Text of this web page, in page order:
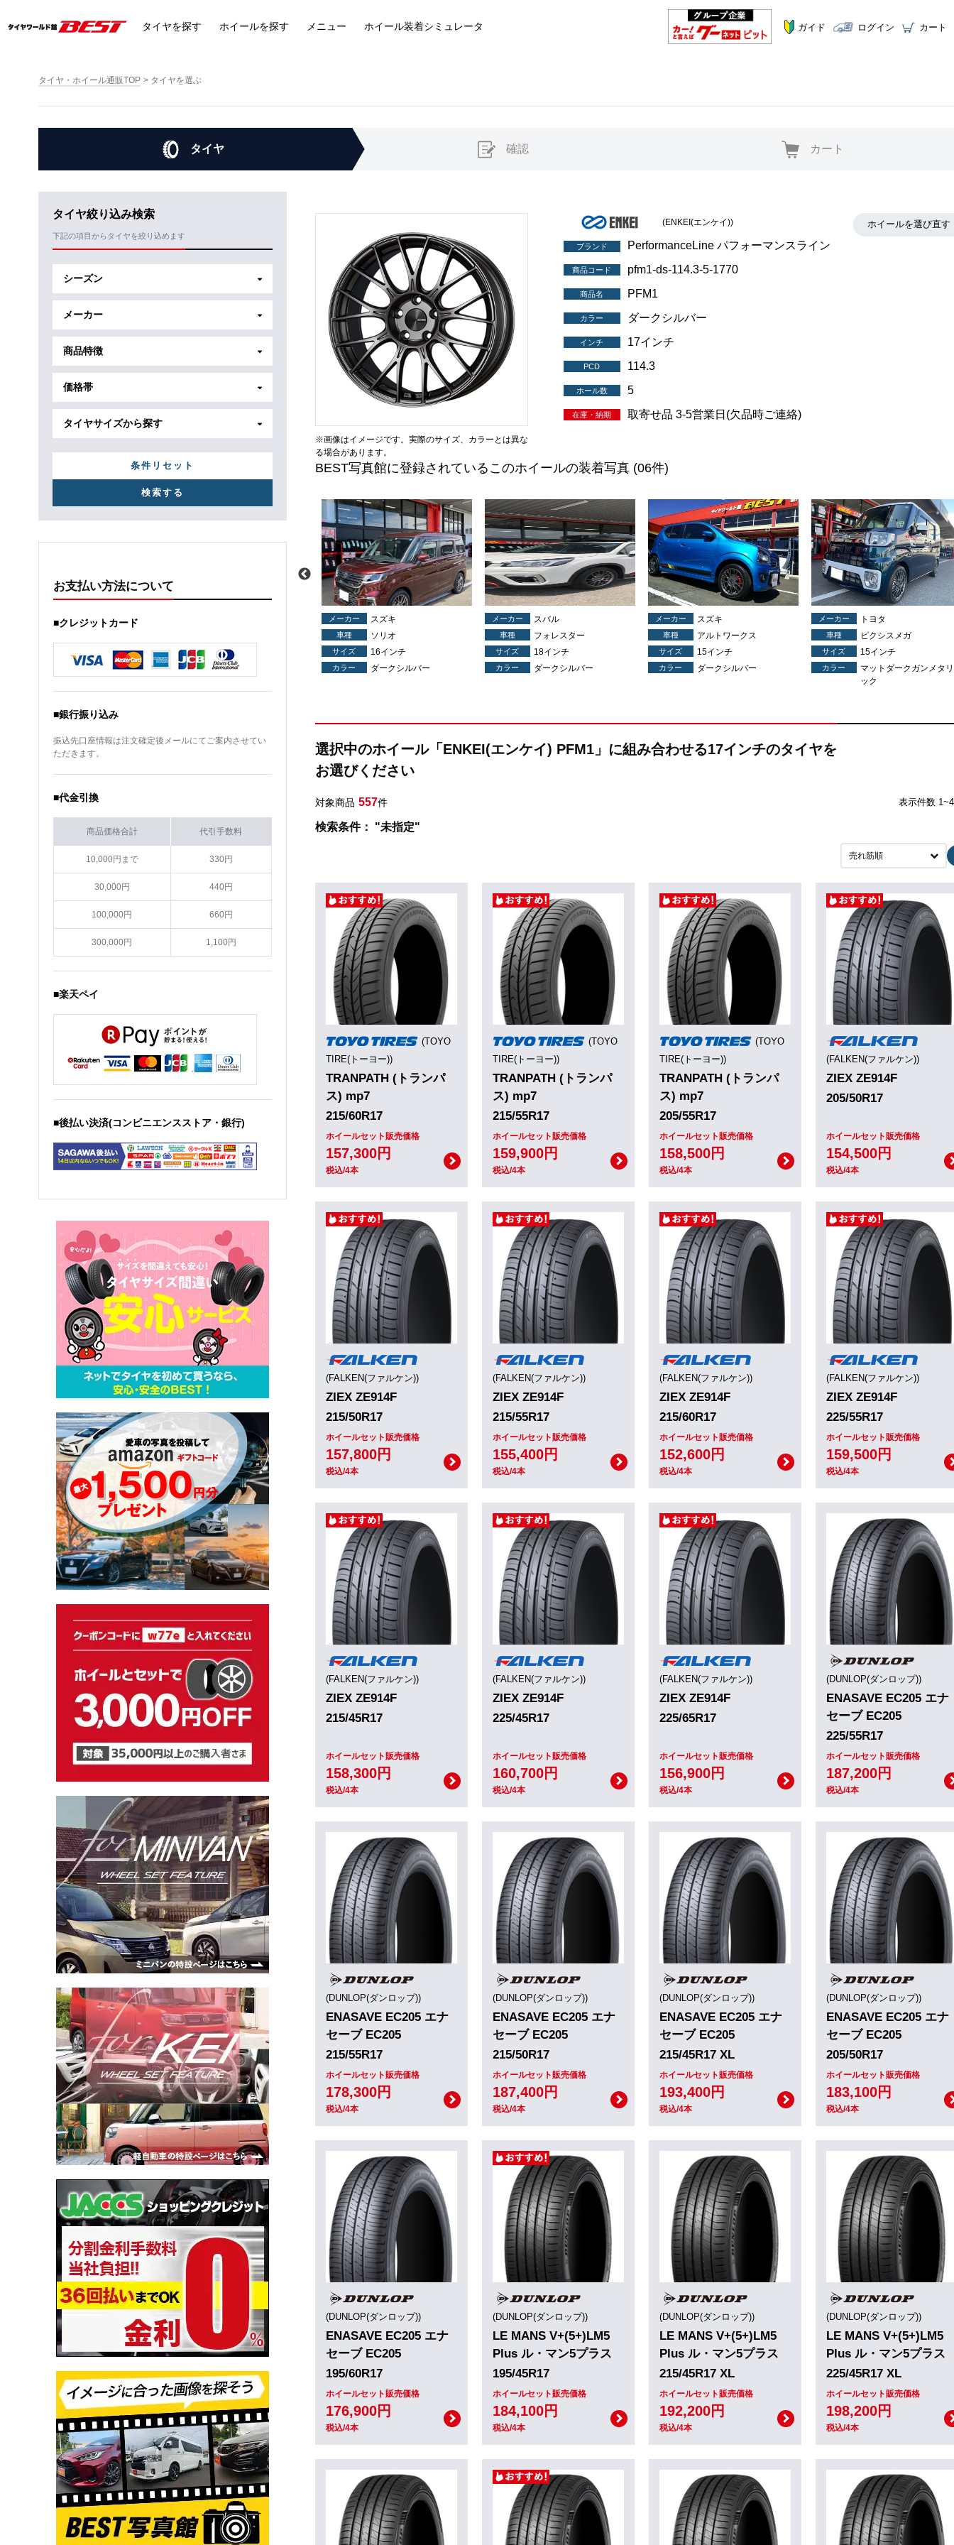
タイヤを探す ホイールを探す メニュー ホイール装着シミュレータ ガイド ログイン カート
タイヤ・ホイール通販TOP タイヤを選ぶ
タイヤ 確認 カート
タイヤ絞り込み検索
下記の項目からタイヤを絞り込めます
シーズン
メーカー
商品特徴
価格帯
タイヤサイズから探す
条件リセット
お支払い方法について
■クレジットカード
■銀行振り込み
振込先口座情報は注文確定後メールにてご案内させてい
ただきます。
■代金引換
商品価格合計 代引手数料
10,000円まで 330円
30,000円 440円
100,000円 660円
300,000円 1,100円
■楽天ペイ
■後払い決済(コンビニエンスストア・銀行)
※画像はイメージです。実際のサイズ、カラーとは異な
る場合があります。
ホイールを選び直す
(ENKEI(エンケイ))
ブランド PerformanceLine パフォーマンスライン
商品コード pfm1-ds-114.3-5-1770
商品名 PFM1
カラー ダークシルバー
インチ 17インチ
PCD 114.3
ホール数 5
在庫・納期 取寄せ品 3-5営業日(欠品時ご連絡)
BEST写真館に登録されているこのホイールの装着写真(06件)
スバル
ダークシルバー
サイズ 18インチ
カラー ダークシルバー
メーカー スズキ
車種 ソリオ
サイズ 16インチ
カラー ダークシルバー
メーカー スバル
車種 フォレスター
サイズ 18インチ
カラー ダークシルバー
メーカー スズキ
車種 アルトワークス
サイズ 15インチ
カラー ダークシルバー
メーカー トヨタ
車種 ピクシスメガ
サイズ 15インチ
カラー
マットダークガンメタリ
ック
選択中のホイール「ENKEI(エンケイ) PFM1」に組み合わせる17インチのタイヤを
お選びください
対象商品 557件 表示件数
検索条件： "未指定"
売れ筋順
(TOYO
TIRE(トーヨー))
TRANPATH (トランパ
ス) mp7
215/60R17
ホイールセット販売価格
157,300円
税込/4本
(TOYO
TIRE(トーヨー))
TRANPATH (トランパ
ス) mp7
215/55R17
ホイールセット販売価格
159,900円
税込/4本
(TOYO
TIRE(トーヨー))
TRANPATH (トランパ
ス) mp7
205/55R17
ホイールセット販売価格
158,500円
税込/4本
(FALKEN(ファルケン))
ZIEX ZE914F
205/50R17
ホイールセット販売価格
154,500円
税込/4本
(FALKEN(ファルケン))
ZIEX ZE914F
215/50R17
ホイールセット販売価格
157,800円
税込/4本
(FALKEN(ファルケン))
ZIEX ZE914F
215/55R17
ホイールセット販売価格
155,400円
税込/4本
(FALKEN(ファルケン))
ZIEX ZE914F
215/60R17
ホイールセット販売価格
152,600円
税込/4本
(FALKEN(ファルケン))
ZIEX ZE914F
225/55R17
ホイールセット販売価格
159,500円
税込/4本
(FALKEN(ファルケン))
ZIEX ZE914F
215/45R17
ホイールセット販売価格
158,300円
税込/4本
(FALKEN(ファルケン))
ZIEX ZE914F
225/45R17
ホイールセット販売価格
160,700円
税込/4本
(FALKEN(ファルケン))
ZIEX ZE914F
225/65R17
ホイールセット販売価格
156,900円
税込/4本
(DUNLOP(ダンロップ))
ENASAVE EC205 エナ
セーブ EC205
225/55R17
ホイールセット販売価格
187,200円
税込/4本
(DUNLOP(ダンロップ))
ENASAVE EC205 エナ
セーブ EC205
215/55R17
ホイールセット販売価格
178,300円
税込/4本
(DUNLOP(ダンロップ))
ENASAVE EC205 エナ
セーブ EC205
215/50R17
ホイールセット販売価格
187,400円
税込/4本
(DUNLOP(ダンロップ))
ENASAVE EC205 エナ
セーブ EC205
215/45R17 XL
ホイールセット販売価格
193,400円
税込/4本
(DUNLOP(ダンロップ))
ENASAVE EC205 エナ
セーブ EC205
205/50R17
ホイールセット販売価格
183,100円
税込/4本
(DUNLOP(ダンロップ))
ENASAVE EC205 エナ
セーブ EC205
195/60R17
ホイールセット販売価格
176,900円
税込/4本
(DUNLOP(ダンロップ))
LE MANS V+(5+)LM5
Plus ル・マン5プラス
195/45R17
ホイールセット販売価格
184,100円
税込/4本
(DUNLOP(ダンロップ))
LE MANS V+(5+)LM5
Plus ル・マン5プラス
215/45R17 XL
ホイールセット販売価格
192,200円
税込/4本
(DUNLOP(ダンロップ))
LE MANS V+(5+)LM5
Plus ル・マン5プラス
225/45R17 XL
ホイールセット販売価格
198,200円
税込/4本